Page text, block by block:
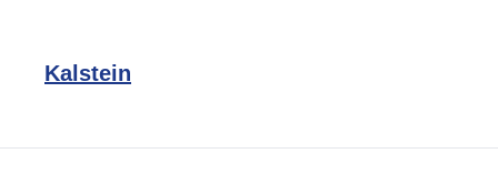
Kalstein